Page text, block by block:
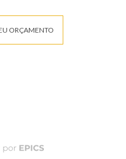
ORÇAMENTO